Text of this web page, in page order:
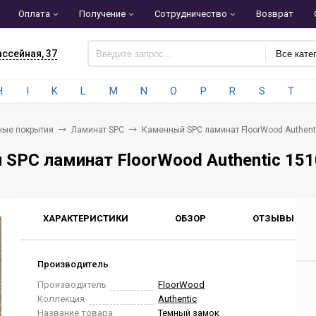
Оплата Получение Сотрудничество Возврат
37 Все
I K L M N O P R S T
покрытия Ламинат SPC Каменный SPC ламинат FloorWood
ламинат FloorWood Authentic
ХАРАКТЕРИСТИКИ ОБЗОР ОТЗЫВЫ
Производитель
Производитель
FloorWood
Коллекция
Authentic
Название товара
Темный замок